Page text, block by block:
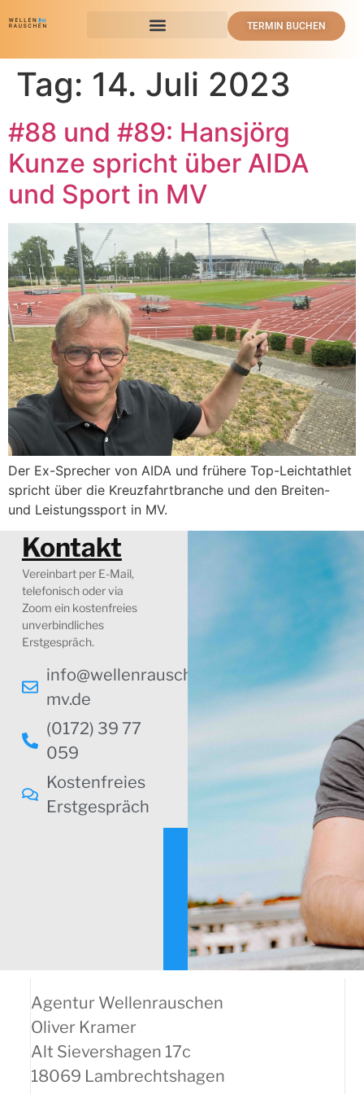
TERMIN BUCHEN
Tag: 14. Juli 2023
#88 und #89: Hansjörg
Kunze spricht über AIDA
und Sport in MV
Der Ex-Sprecher von AIDA und frühere Top-Leichtathlet
spricht über die Kreuzfahrtbranche und den Breiten-
und Leistungssport in MV.
Kontakt
Vereinbart per E-Mail,
telefonisch oder via
Zoom ein kostenfreies
unverbindliches
Erstgespräch.
info@wellenrauschen-
mv.de
(0172) 39 77
059
Kostenfreies
Erstgespräch
Agentur Wellenrauschen
Oliver Kramer
Alt Sievershagen 17c
18069 Lambrechtshagen